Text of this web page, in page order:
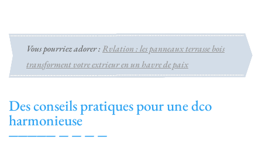
Vous pourriez adorer : Rvlation : les panneaux terrasse bois
transforment votre extrieur en un havre de paix
Des conseils pratiques pour une dco
harmonieuse